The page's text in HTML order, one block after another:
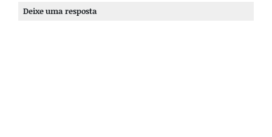
Deixe uma resposta